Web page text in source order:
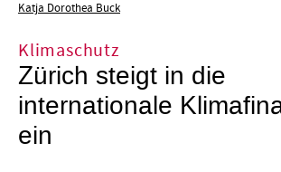
Katja Dorothea Buck
Klimaschutz
Zürich steigt in die
internationale
ein